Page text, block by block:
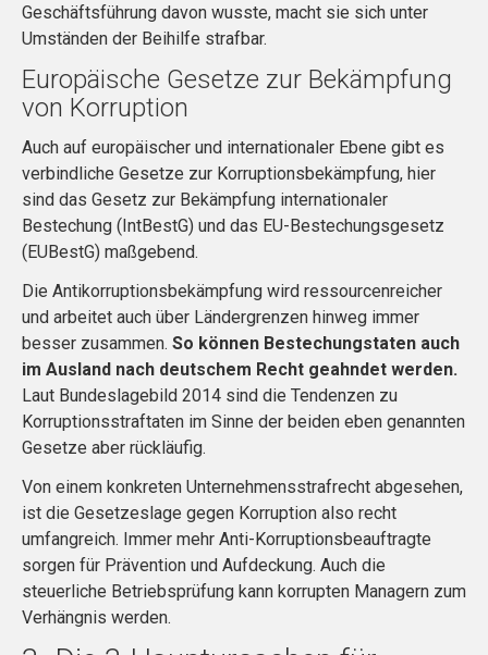
Geschäftsführung davon wusste, macht sie sich unter
Umständen der Beihilfe strafbar.
Europäische Gesetze zur Bekämpfung
von Korruption
Auch auf europäischer und internationaler Ebene gibt es
verbindliche Gesetze zur Korruptionsbekämpfung, hier
sind das Gesetz zur Bekämpfung internationaler
Bestechung (IntBestG) und das EU-Bestechungsgesetz
(EUBestG) maßgebend.
Die Antikorruptionsbekämpfung wird ressourcenreicher
und arbeitet auch über Ländergrenzen hinweg immer
besser zusammen. So können Bestechungstaten auch
im Ausland nach deutschem Recht geahndet werden.
Laut Bundeslagebild 2014 sind die Tendenzen zu
Korruptionsstraftaten im Sinne der beiden eben genannten
Gesetze aber rückläufig.
Von einem konkreten Unternehmensstrafrecht abgesehen,
ist die Gesetzeslage gegen Korruption also recht
umfangreich. Immer mehr Anti-Korruptionsbeauftragte
sorgen für Prävention und Aufdeckung. Auch die
steuerliche Betriebsprüfung kann korrupten Managern zum
Verhängnis werden.